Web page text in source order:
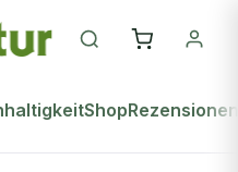
ShopRezensionen